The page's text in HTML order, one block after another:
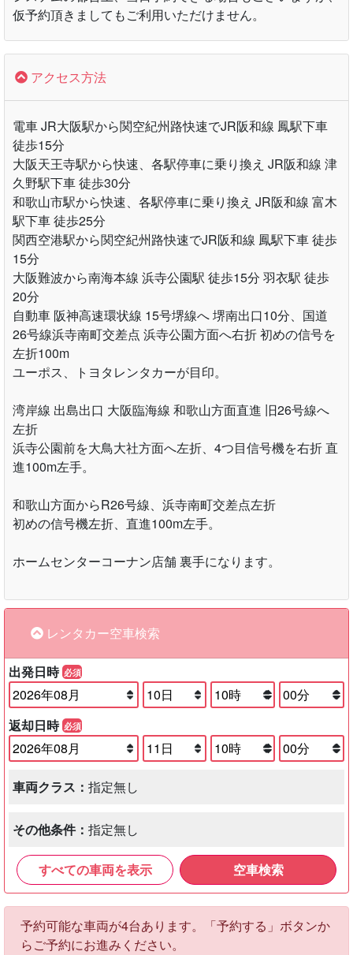
仮予約頂きましてもご利用いただけません。
アクセス方法
電車 JR大阪駅から関空紀州路快速でJR阪和線 鳳駅下車
徒歩15分
大阪天王寺駅から快速、各駅停車に乗り換え JR阪和線 津
久野駅下車 徒歩30分
和歌山市駅から快速、各駅停車に乗り換え JR阪和線 富木
駅下車 徒歩25分
関西空港駅から関空紀州路快速でJR阪和線 鳳駅下車 徒歩
15分
大阪難波から南海本線 浜寺公園駅 徒歩15分 羽衣駅 徒歩
20分
自動車 阪神高速環状線 15号堺線へ 堺南出口10分、国道
26号線浜寺南町交差点 浜寺公園方面へ右折 初めの信号を
左折100m
ユーポス、トヨタレンタカーが目印。
湾岸線 出島出口 大阪臨海線 和歌山方面直進 旧26号線へ
左折
浜寺公園前を大鳥大社方面へ左折、4つ目信号機を右折 直
進100m左手。
和歌山方面からR26号線、浜寺南町交差点左折
初めの信号機左折、直進100m左手。
ホームセンターコーナン店舗 裏手になります。
レンタカー空車検索
出発日時 必須
返却日時 必須
車両クラス： 指定無し
その他条件： 指定無し
すべての車両を表示 空車検索
予約可能な車両が4台あります。「予約する」ボタンか
らご予約にお進みください。